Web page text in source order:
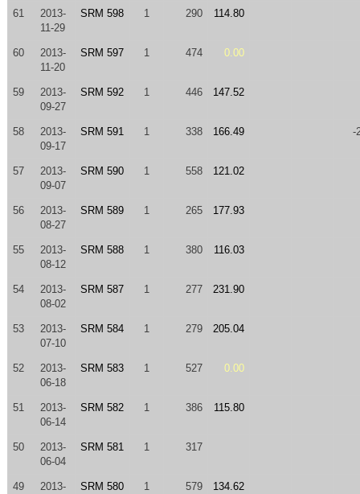
61
2013-
11-29
SRM 598 1 290 114.80
60
2013-
11-20
SRM 597 1 474 0.00
59
2013-
09-27
SRM 592 1 446 147.52
58
2013-
09-17
SRM 591 1 338 166.49 -
57
2013-
09-07
SRM 590 1 558 121.02
56
2013-
08-27
SRM 589 1 265 177.93
55
2013-
08-12
SRM 588 1 380 116.03
54
2013-
08-02
SRM 587 1 277 231.90
53
2013-
07-10
SRM 584 1 279 205.04
52
2013-
06-18
SRM 583 1 527 0.00
51
2013-
06-14
SRM 582 1 386 115.80
50
2013-
06-04
SRM 581 1 317
49
2013-
SRM 580 1 579 134.62